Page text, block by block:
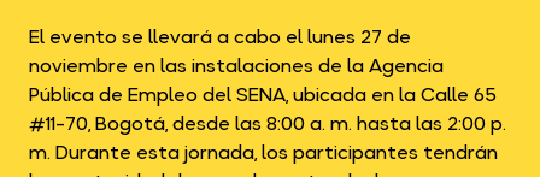
El evento se llevará a cabo el lunes 27 de
noviembre en las instalaciones de la Agencia
Pública de Empleo del SENA, ubicada en la Calle 65
#11-70, Bogotá, desde las 8:00 a. m. hasta las 2:00 p.
m. Durante esta jornada, los participantes tendrán